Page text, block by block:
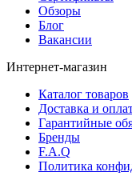
Обзоры
Блог
Вакансии
Интернет-магазин
Каталог товаров
Доставка и
Гарантийные
Бренды
F.A.Q
Политика